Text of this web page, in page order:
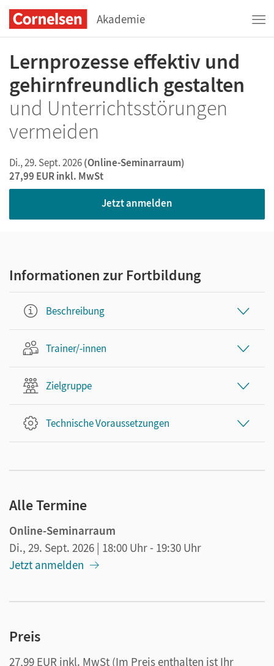
Akademie
Lernprozesse effektiv und
gehirnfreundlich gestalten
und Unterrichtsstörungen
vermeiden
Di., 29. Sept. 2026(Online-Seminarraum)
27,99 EURinkl. MwSt
Jetzt anmelden
Informationen zur Fortbildung
Beschreibung
Trainer/-innen
Zielgruppe
Technische Voraussetzungen
Alle Termine
Online-Seminarraum
Di., 29. Sept. 2026 | 18:00 Uhr- 19:30 Uhr
Jetzt anmelden
Preis
27,99 EUR inkl. MwSt (Im Preis enthalten ist Ihr